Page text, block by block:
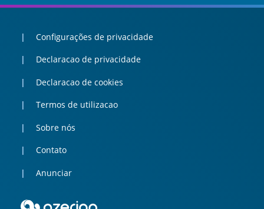
Configurações de privacidade
Declaracao de privacidade
Declaracao de cookies
Termos de utilizacao
Sobre nós
Contato
Anunciar